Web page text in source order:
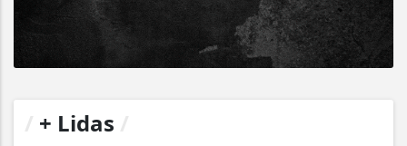
+ Lidas